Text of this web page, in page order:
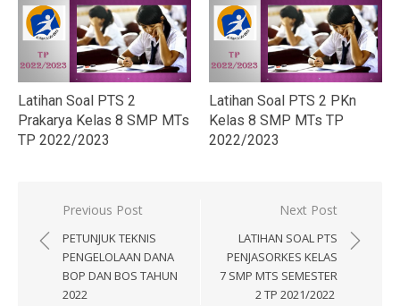
Latihan Soal PTS 2
Prakarya Kelas 8 SMP MTs
TP 2022/2023
Latihan Soal PTS 2 PKn
Kelas 8 SMP MTs TP
2022/2023
Navigasi
pos
Previous Post
PETUNJUK TEKNIS
PENGELOLAAN DANA
BOP DAN BOS TAHUN
2022
Next Post
LATIHAN SOAL PTS
PENJASORKES KELAS
7 SMP MTS SEMESTER
2 TP 2021/2022